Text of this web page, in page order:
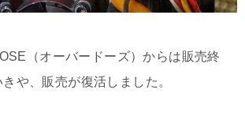
（オーバードーズ）からは販売終
や、販売が復活しました。